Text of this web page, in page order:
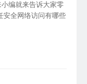
编就来告诉大家零
安全网络访问有哪些